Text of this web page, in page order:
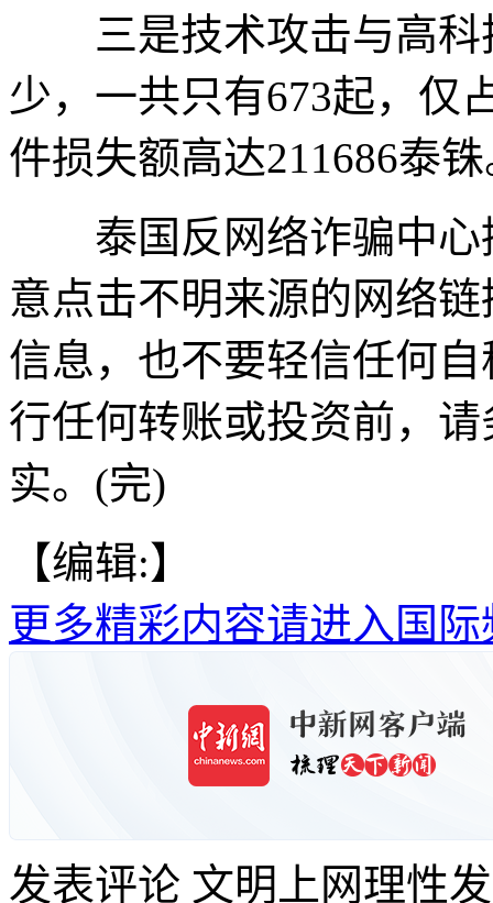
三是技术攻击与高科
少，一共只有673起，仅
件损失额高达211686泰
泰国反网络诈骗中心
意点击不明来源的网络
信息，也不要轻信任何
行任何转账或投资前，
实。(完)
【编辑:】
更多精彩内容请进入国际
发表评论 文明上网理性